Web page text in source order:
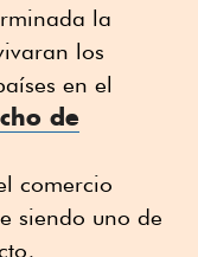
la
los
en el
de
comercio
siendo uno de